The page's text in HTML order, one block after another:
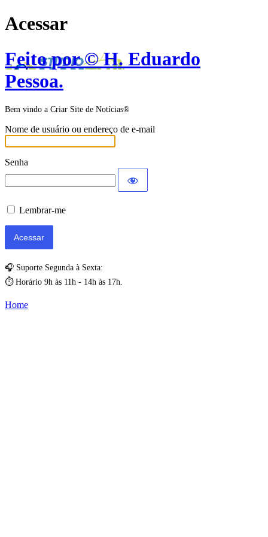
Acessar
Feito por © H. Eduardo
Pessoa.
Bem vindo a Criar Site de Notícias®
Nome de usuário ou endereço de e-mail
Senha
Lembrar-me
🎧 Suporte Segunda à Sexta:
⏱️ Horário 9h às 11h - 14h às 17h.
Home